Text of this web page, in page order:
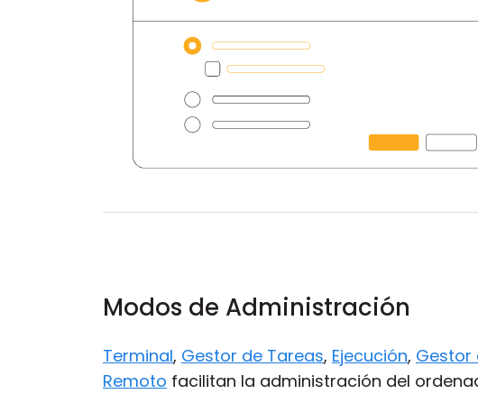
Modos de Administración
Terminal, Gestor de Tareas, Ejecución, Gestor
Remoto facilitan la administración del